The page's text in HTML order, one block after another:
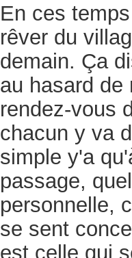
En ces
rêver du
demain. Ça
au hasard de
rendez-vous
chacun y va
simple y'a
passage,
personnelle,
se sent
est celle qui